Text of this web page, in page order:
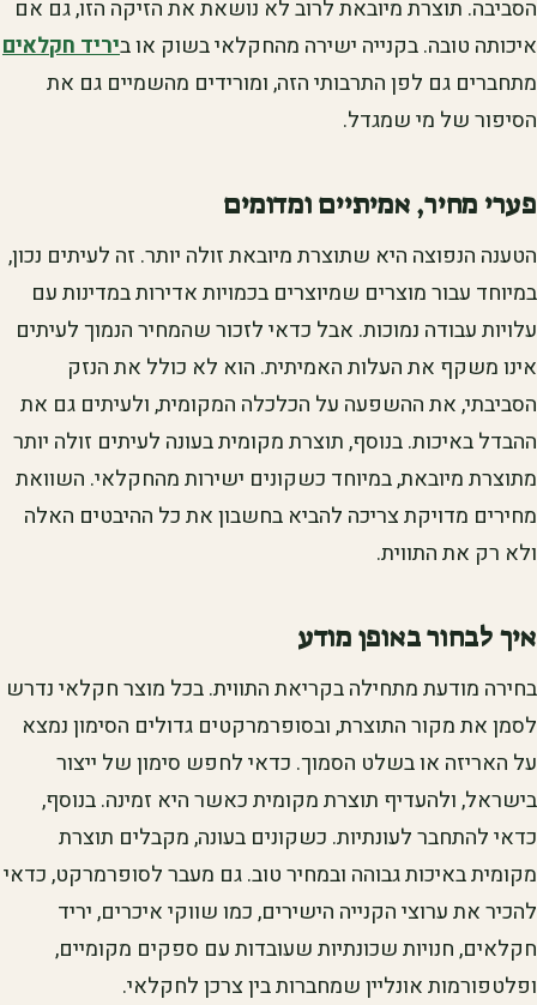
הסביבה. תוצרת מיובאת לרוב לא נושאת את הזיקה הזו, גם אם
איכותה טובה. בקנייה ישירה מהחקלאי בשוק או ביריד חקלאים
מתחברים גם לפן התרבותי הזה, ומורידים מהשמיים גם את
הסיפור של מי שמגדל.
פערי מחיר, אמיתיים ומדומים
הטענה הנפוצה היא שתוצרת מיובאת זולה יותר. זה לעיתים נכון,
במיוחד עבור מוצרים שמיוצרים בכמויות אדירות במדינות עם
עלויות עבודה נמוכות. אבל כדאי לזכור שהמחיר הנמוך לעיתים
אינו משקף את העלות האמיתית. הוא לא כולל את הנזק
הסביבתי, את ההשפעה על הכלכלה המקומית, ולעיתים גם את
ההבדל באיכות. בנוסף, תוצרת מקומית בעונה לעיתים זולה יותר
מתוצרת מיובאת, במיוחד כשקונים ישירות מהחקלאי. השוואת
מחירים מדויקת צריכה להביא בחשבון את כל ההיבטים האלה
ולא רק את התווית.
איך לבחור באופן מודע
בחירה מודעת מתחילה בקריאת התווית. בכל מוצר חקלאי נדרש
לסמן את מקור התוצרת, ובסופרמרקטים גדולים הסימון נמצא
על האריזה או בשלט הסמוך. כדאי לחפש סימון של ייצור
בישראל, ולהעדיף תוצרת מקומית כאשר היא זמינה. בנוסף,
כדאי להתחבר לעונתיות. כשקונים בעונה, מקבלים תוצרת
מקומית באיכות גבוהה ובמחיר טוב. גם מעבר לסופרמרקט, כדאי
להכיר את ערוצי הקנייה הישירים, כמו שווקי איכרים, יריד
חקלאים, חנויות שכונתיות שעובדות עם ספקים מקומיים,
ופלטפורמות אונליין שמחברות בין צרכן לחקלאי.